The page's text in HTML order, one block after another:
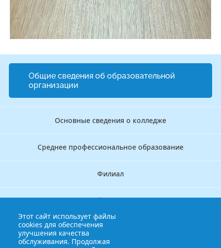
Общие сведения об образовательной
организации
Основные сведения о колледже
Среднее профессиональное образование
Филиал
Дополнительное профессиональное образование
Аккредитационно — симуляционный центр
Этот сайт использует файлы
cookies для обеспечения
улучшения качества
обслуживания. Продолжая